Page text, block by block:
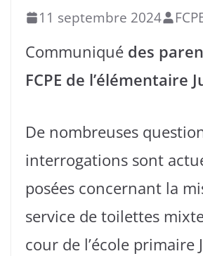
11 septembre 2024
Communiqué des
FCPE de l’élémentaire
De nombreuses
interrogations sont
posées concernant la
service de toilettes
cour de l’école primaire